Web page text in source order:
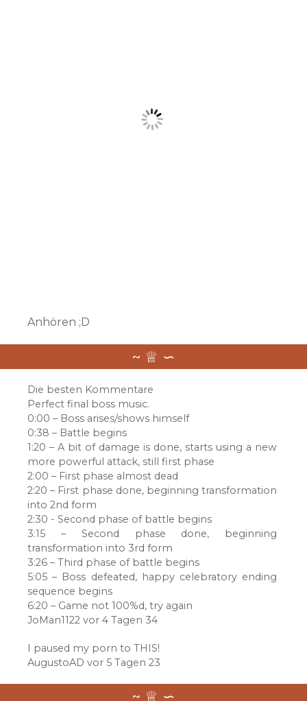
Anhören ;D
Die besten Kommentare
Perfect final boss music.
0:00 – Boss arises/shows himself
0:38 – Battle begins
1:20 – A bit of damage is done, starts using a new
more powerful attack, still first phase
2:00 – First phase almost dead
2:20 – First phase done, beginning transformation
into 2nd form
2:30 - Second phase of battle begins
3:15 – Second phase done, beginning
transformation into 3rd form
3:26 – Third phase of battle begins
5:05 – Boss defeated, happy celebratory ending
sequence begins
6:20 – Game not 100%d, try again
JoMan1122 vor 4 Tagen 34
I paused my porn to THIS!
AugustoAD vor 5 Tagen 23